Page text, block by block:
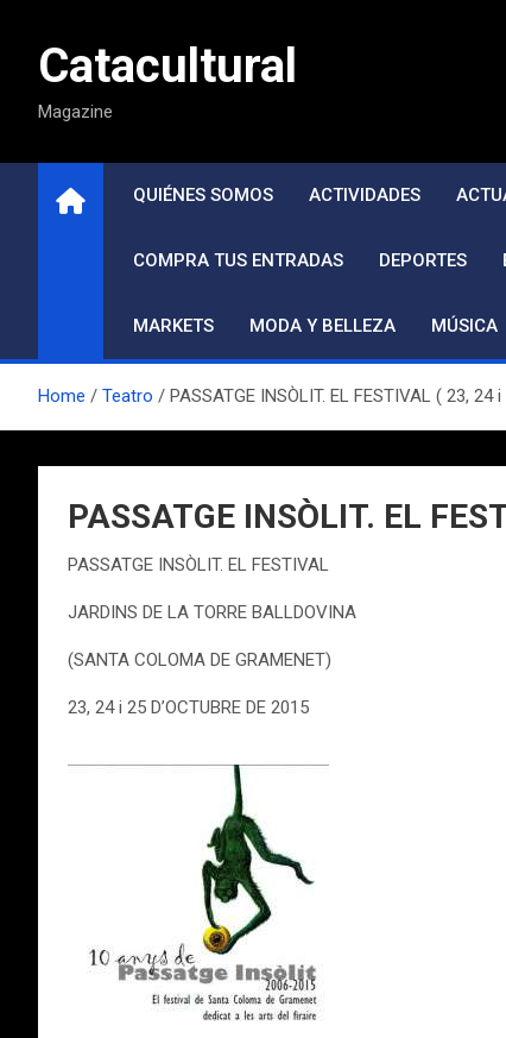
contenidoCatacultural
Magazine
QUIÉNES SOMOS ACTIVIDADES
COMPRA TUS ENTRADAS DEPORTES
MARKETS MODA Y BELLEZA MÚSICA
Home Teatro PASSATGE INSÒLIT. EL FESTIVAL ( 23, 24 i
PASSATGE INSÒLIT. EL
PASSATGE INSÒLIT. EL FESTIVAL
JARDINS DE LA TORRE BALLDOVINA
(SANTA COLOMA DE GRAMENET)
23, 24 i 25 D’OCTUBRE DE 2015